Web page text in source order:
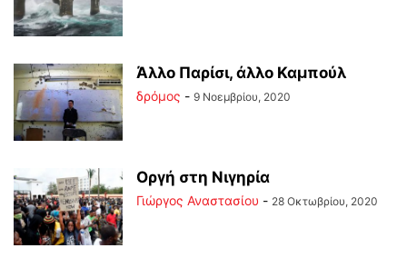
Άλλο Παρίσι, άλλο Καμπούλ
δρόμος - 9 Νοεμβρίου, 2020
Οργή στη Νιγηρία
Γιώργος Αναστασίου - 28 Οκτωβρίου, 2020